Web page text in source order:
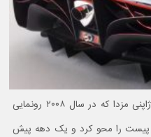
مزدا فورای، کانسپت پیشگامانه شرکت ژاپنی مزدا که در سال ۲۰۰۸ رونمایی
پیست را محو کرد و یک دهه پیش